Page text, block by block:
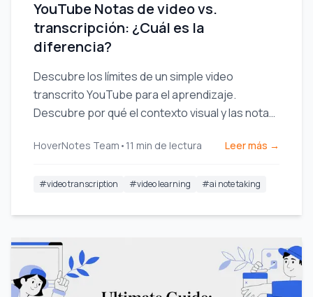
YouTube Notas de video vs.
transcripción: ¿Cuál es la
diferencia?
Descubre los límites de un simple video
transcrito YouTube para el aprendizaje.
Descubre por qué el contexto visual y las notas
verdadera retención.
HoverNotes Team • 11 min de lectura Leer más →
#video transcription #video learning #ai note taking